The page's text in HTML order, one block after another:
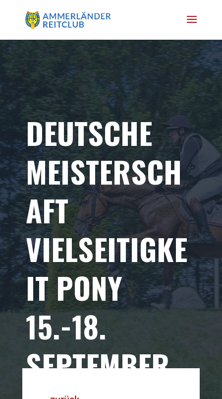
DEUTSCHE
MEISTERSCH
AFT
VIELSEITIGKE
IT PONY
15.-18.
SEPTEMBER